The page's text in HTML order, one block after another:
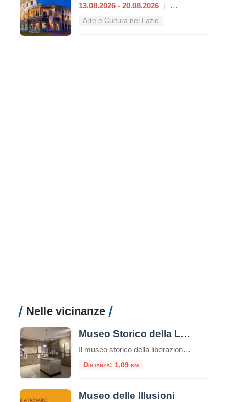
13.08.2026 - 20.08.2026 |
Arte e Cultura nel Lazio
Nelle vicinanze
Museo Storico della Liberazione
Il museo storico della liberazione a Roma è un luogo di memoria e testimonianza della lotta per la libertà e la democrazia durante il periodo dell’occupazione nazista nella capitale italiana. Questa struttura è stata inaugurata nel 1955 e si trova nel cuore del quartiere Esquilino, nel centro storico della città. Appena entrati nel museo, ci […]
Distanza: 1,09 km
Museo delle Illusioni